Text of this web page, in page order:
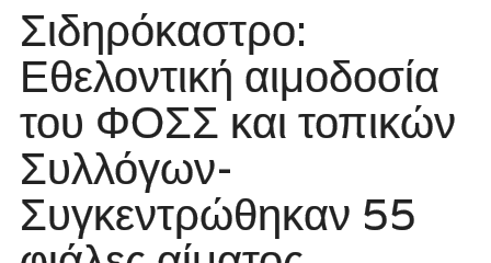
Σιδηρόκαστρο:
Εθελοντική αιμοδοσία
του ΦΟΣΣ και τοπικών
Συλλόγων-
Συγκεντρώθηκαν 55